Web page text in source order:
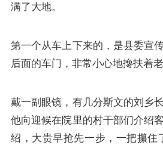
满了大地。
第一个从车上下来的，是县委宣
后面的车门，非常小心地搀扶着老
戴一副眼镜，有几分斯文的刘乡
他向迎候在院里的村干部们介绍
绍，大贵早抢先一步，一把攥住